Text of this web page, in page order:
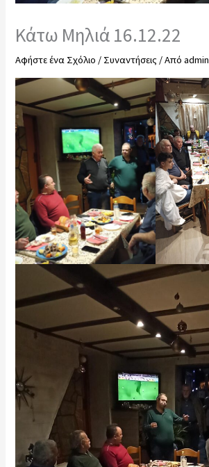
Κάτω Μηλιά 16.12.22
Αφήστε ένα Σχόλιο / Συναντήσεις / Απόadmin